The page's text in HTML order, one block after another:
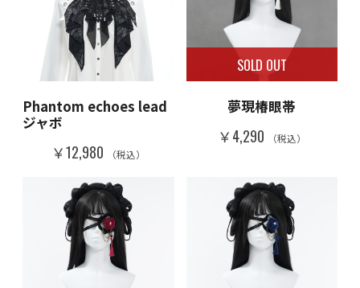
Phantom echoes lead
ジャボ
￥12,980 （税込）
SOLD OUT
夢現椿眼帯
￥4,290 （税込）